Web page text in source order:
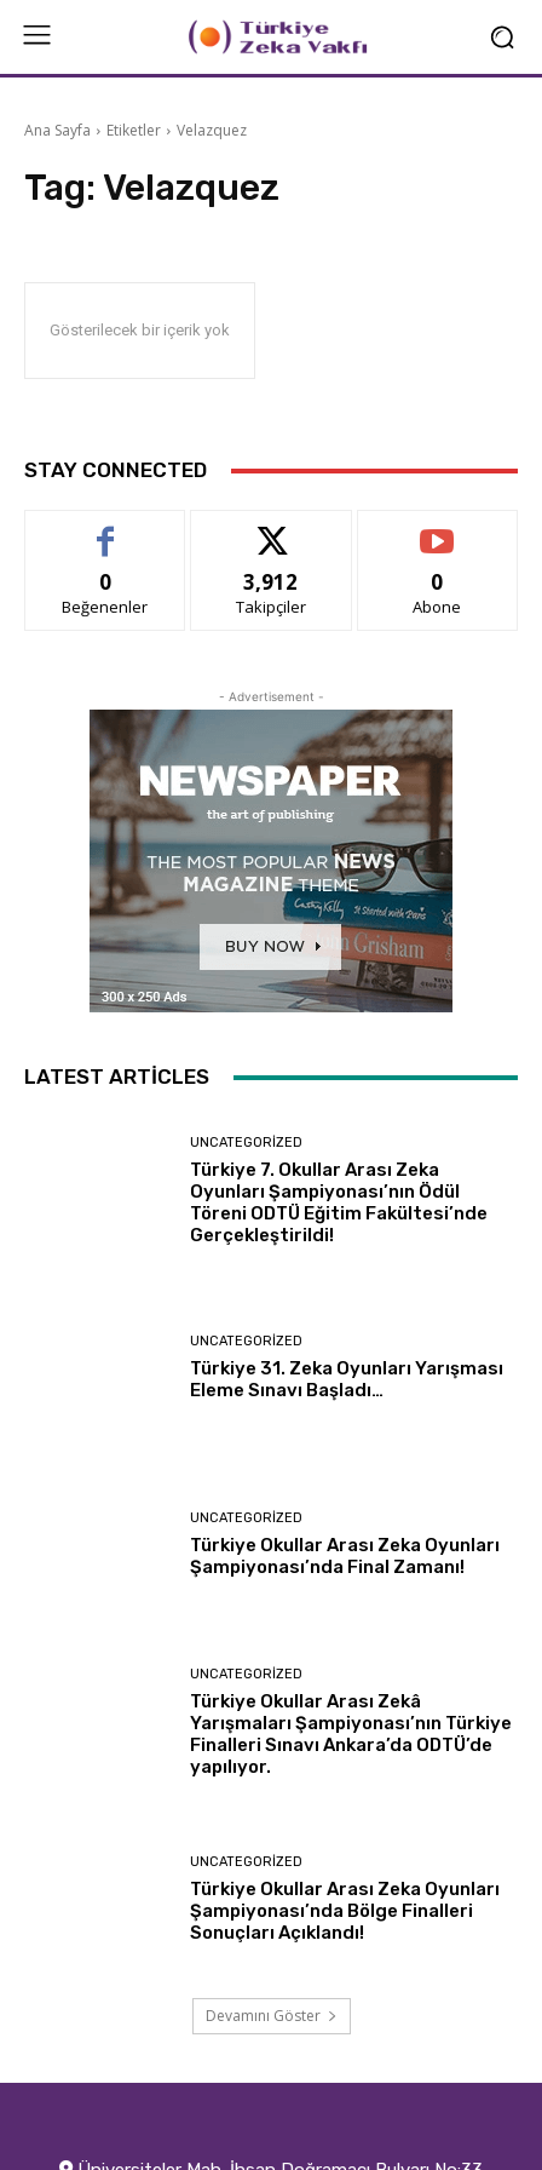
Ana Sayfa Etiketler Velazquez
Tag: Velazquez
Gösterilecek bir içerik yok
STAY CONNECTED
0
Beğenenler
3,912
Takipçiler
0
Abone
- Advertisement -
LATEST ARTICLES
UNCATEGORIZED
Türkiye 7. Okullar Arası Zeka
Oyunları Şampiyonası’nın Ödül
Töreni ODTÜ Eğitim Fakültesi’nde
Gerçekleştirildi!
UNCATEGORIZED
Türkiye 31. Zeka Oyunları Yarışması
Eleme Sınavı Başladı…
UNCATEGORIZED
Türkiye Okullar Arası Zeka Oyunları
Şampiyonası’nda Final Zamanı!
UNCATEGORIZED
Türkiye Okullar Arası Zekâ
Yarışmaları Şampiyonası’nın Türkiye
Finalleri Sınavı Ankara’da ODTÜ’de
yapılıyor.
UNCATEGORIZED
Türkiye Okullar Arası Zeka Oyunları
Şampiyonası’nda Bölge Finalleri
Sonuçları Açıklandı!
Devamını Göster